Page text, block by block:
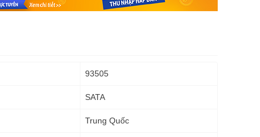
93505
SATA
Trung Quốc